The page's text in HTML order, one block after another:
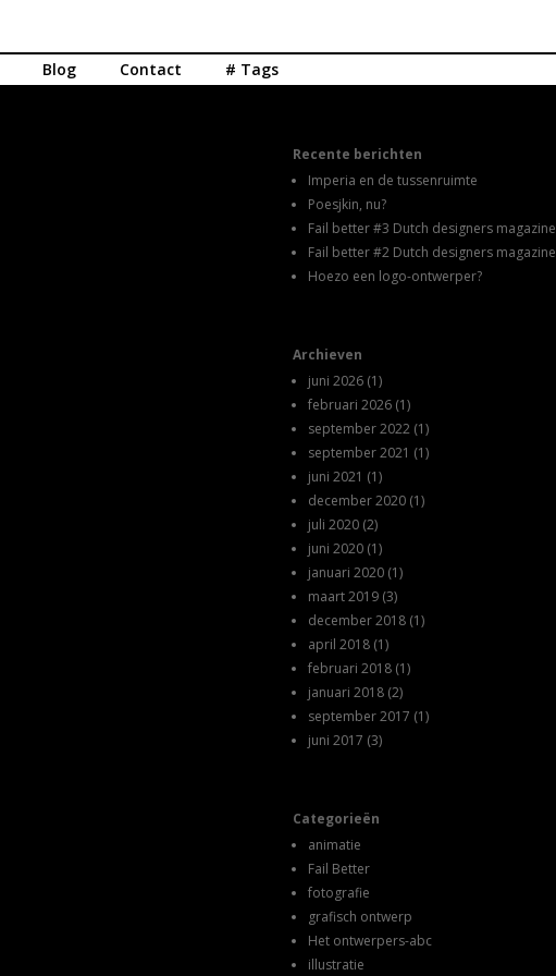
Blog Contact # Tags
Recente berichten
Imperia en de tussenruimte
Poesjkin, nu?
Fail better #3 Dutch designers magazine
Fail better #2 Dutch designers magazine
Hoezo een logo-ontwerper?
Archieven
juni 2026 (1)
februari 2026 (1)
september 2022 (1)
september 2021 (1)
juni 2021 (1)
december 2020 (1)
juli 2020 (2)
juni 2020 (1)
januari 2020 (1)
maart 2019 (3)
december 2018 (1)
april 2018 (1)
februari 2018 (1)
januari 2018 (2)
september 2017 (1)
juni 2017 (3)
Categorieën
animatie
Fail Better
fotografie
grafisch ontwerp
Het ontwerpers-abc
illustratie